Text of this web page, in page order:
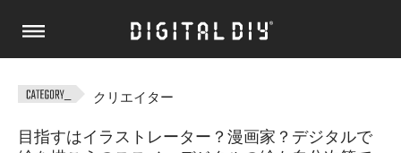
クリエイター
目指すはイラストレーター？漫画家？デジタルで